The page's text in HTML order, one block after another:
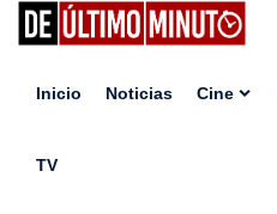
Inicio Noticias Cine
TV